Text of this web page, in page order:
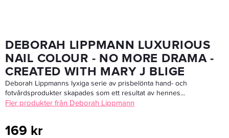
DEBORAH LIPPMANN LUXURIOUS
NAIL COLOUR - NO MORE DRAMA -
CREATED WITH MARY J BLIGE
Deborah Lippmanns lyxiga serie av prisbelönta hand- och
fotvårdsprodukter skapades som ett resultat av hennes...
Fler produkter från Deborah Lippmann
169 kr